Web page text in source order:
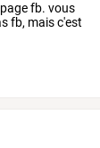
fb. vous
fb, mais c'est